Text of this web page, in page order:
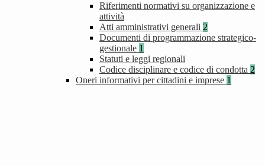
Riferimenti normativi su organizzazione e
attività
Atti amministrativi generali 2
Documenti di programmazione strategico-
gestionale 1
Statuti e leggi regionali
Codice disciplinare e codice di condotta 2
Oneri informativi per cittadini e imprese 1